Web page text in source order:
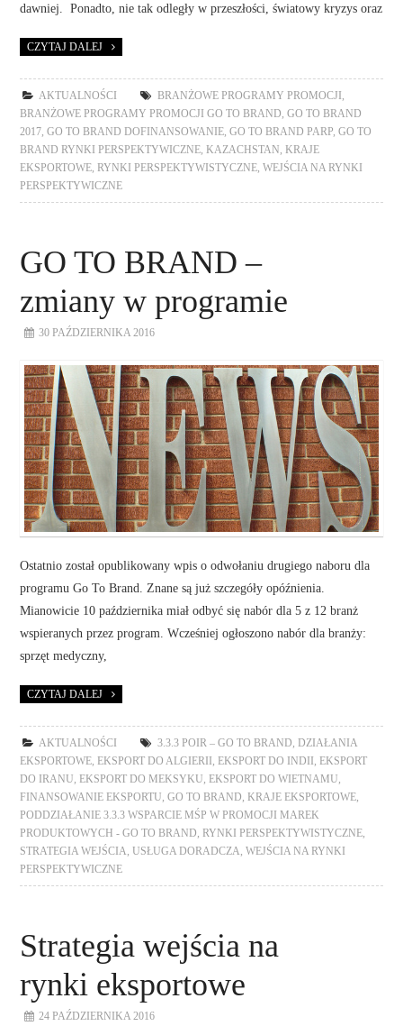
dawniej. Ponadto, nie tak odległy w przeszłości, światowy kryzys oraz
CZYTAJ DALEJ
AKTUALNOŚCI BRANŻOWE PROGRAMY PROMOCJI
BRANŻOWE PROGRAMY PROMOCJI GO TO BRAND ,GO TO BRAND
2017 ,GO TO BRAND DOFINANSOWANIE ,GO TO BRAND PARP ,GO TO
BRAND RYNKI PERSPEKTYWICZNE
KAZACHSTAN
KRAJE
EKSPORTOWE
RYNKI PERSPEKTYWISTYCZNE WEJŚCIA NA RYNKI
PERSPEKTYWICZNE
GO TO BRAND –
zmiany w programie
30 PAŹDZIERNIKA 2016
Ostatnio został opublikowany wpis o odwołaniu drugiego naboru dla
programu Go To Brand. Znane są już szczegóły opóźnienia.
Mianowicie 10 października miał odbyć się nabór dla 5 z 12 branż
wspieranych przez program. Wcześniej ogłoszono nabór dla branży:
sprzęt medyczny,
CZYTAJ DALEJ
AKTUALNOŚCI 3.3.3 POIR – GO TO BRAND ,DZIAŁANIA
EKSPORTOWE ,EKSPORT DO ALGIERII ,EKSPORT DO INDII ,EKSPORT
DO IRANU ,EKSPORT DO MEKSYKU ,EKSPORT DO WIETNAMU
FINANSOWANIE EKSPORTU ,GO TO BRAND ,KRAJE EKSPORTOWE
PODDZIAŁANIE 3.3.3 WSPARCIE MŚP W PROMOCJI MAREK
PRODUKTOWYCH - GO TO BRAND ,RYNKI PERSPEKTYWISTYCZNE
STRATEGIA WEJŚCIA ,USŁUGA DORADCZA ,WEJŚCIA NA RYNKI
PERSPEKTYWICZNE
Strategia wejścia na
rynki eksportowe
24 PAŹDZIERNIKA 2016